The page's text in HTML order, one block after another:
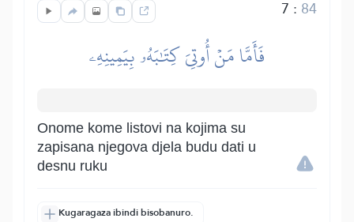
7 : 84
فَأَمَّا مَنۡ أُوتِيَ كِتَٰبَهُۥ بِيَمِينِهِۦ
Onome kome listovi na kojima su
zapisana njegova djela budu dati u
desnu ruku
Kugaragaza ibindi bisobanuro.